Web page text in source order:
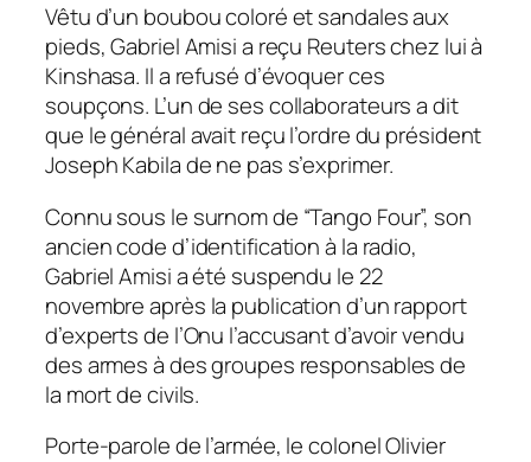
Vêtu d’un boubou coloré et sandales aux
pieds, Gabriel Amisi a reçu Reuters chez lui à
Kinshasa. Il a refusé d’évoquer ces
soupçons. L’un de ses collaborateurs a dit
que le général avait reçu l’ordre du président
Joseph Kabila de ne pas s’exprimer.
Connu sous le surnom de “Tango Four”, son
ancien code d’identification à la radio,
Gabriel Amisi a été suspendu le 22
novembre après la publication d’un rapport
d’experts de l’Onu l’accusant d’avoir vendu
des armes à des groupes responsables de
la mort de civils.
Porte-parole de l’armée, le colonel Olivier